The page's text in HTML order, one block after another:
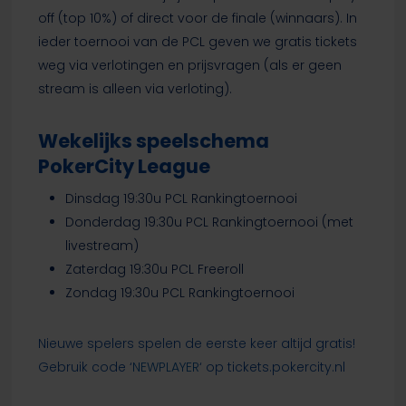
off (top 10%) of direct voor de finale (winnaars). In
ieder toernooi van de PCL geven we gratis tickets
weg via verlotingen en prijsvragen (als er geen
stream is alleen via verloting).
Wekelijks speelschema
PokerCity League
Dinsdag 19:30u PCL Rankingtoernooi
Donderdag 19:30u PCL Rankingtoernooi (met
livestream)
Zaterdag 19:30u PCL Freeroll
Zondag 19:30u PCL Rankingtoernooi
Nieuwe spelers spelen de eerste keer altijd gratis!
Gebruik code ‘NEWPLAYER‘ op tickets.pokercity.nl